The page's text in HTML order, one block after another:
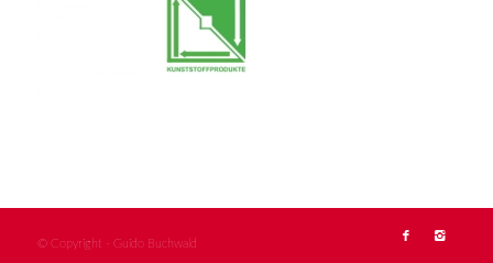
© Copyright - Guido Buchwald